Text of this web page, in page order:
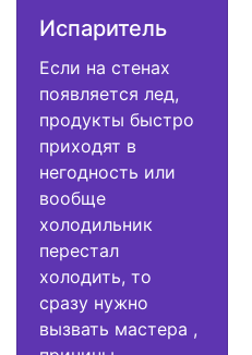
Испаритель
Если на стенах
появляется лед,
продукты быстро
приходят в
негодность или
вообще
холодильник
перестал
холодить, то
сразу нужно
вызвать мастера ,